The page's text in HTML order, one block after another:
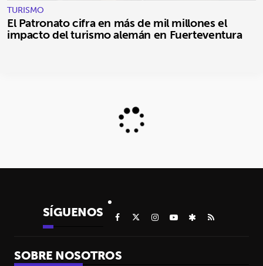
TURISMO
El Patronato cifra en más de mil millones el
impacto del turismo alemán en Fuerteventura
SÍGUENOS
SOBRE NOSOTROS